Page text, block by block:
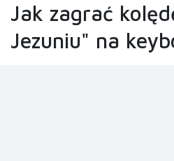
Jak zagrać
Jezuniu" na